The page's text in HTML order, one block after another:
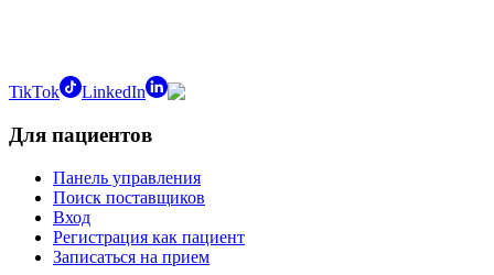
TikTok LinkedIn
Для пациентов
Панель управления
Поиск поставщиков
Вход
Регистрация как пациент
Записаться на прием